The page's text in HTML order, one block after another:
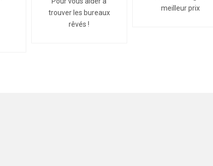
trouver les bureaux
rêvés !
meilleur prix